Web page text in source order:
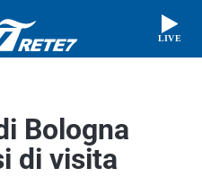
LIVE
Bologna
di visita